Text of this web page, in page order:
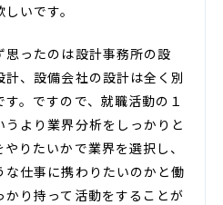
いです。
思ったのは設計事務所の設
、設備会社の設計は全く別
。ですので、就職活動の１
より業界分析をしっかりと
りたいかで業界を選択し、
な仕事に携わりたいのかと働
かり持って活動をすることが